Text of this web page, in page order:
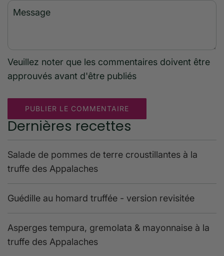
Message
Veuillez noter que les commentaires doivent être
approuvés avant d'être publiés
PUBLIER LE COMMENTAIRE
Dernières recettes
Salade de pommes de terre croustillantes à la
truffe des Appalaches
Guédille au homard truffée - version revisitée
Asperges tempura, gremolata & mayonnaise à la
truffe des Appalaches